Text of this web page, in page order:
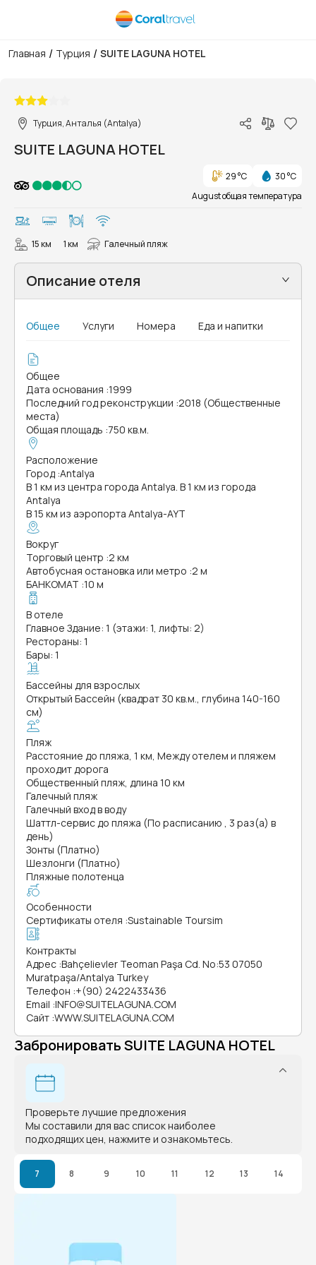
Главная / Турция / SUITE LAGUNA HOTEL
Турция, Анталья (Antalya)
SUITE LAGUNA HOTEL
29 °C
30 °C
August общая температура
15 км 1 км Галечный пляж
Описание отеля
Общее Услуги Номера Еда и напитки
Общее
Дата основания :1999
Последний год реконструкции :2018 (Общественные
места)
Общая площадь :750 кв.м.
Расположение
Город :Antalya
В 1 км из центра города Antalya. В 1 км из города
Antalya
В 15 км из аэропорта Antalya-AYT
Вокруг
Торговый центр :2 км
Автобусная остановка или метро :2 м
БАНКОМАТ :10 м
В отеле
Главное Здание: 1 (этажи: 1, лифты: 2)
Рестораны: 1
Бары: 1
Бассейны для взрослых
Открытый Бассейн (квадрат 30 кв.м., глубина 140-160
см)
Пляж
Расстояние до пляжа, 1 км, Между отелем и пляжем
проходит дорога
Общественный пляж, длина 10 км
Галечный пляж
Галечный вход в воду
Шаттл-сервис до пляжа (По расписанию , 3 раз(а) в
день)
Зонты (Платно)
Шезлонги (Платно)
Пляжные полотенца
Особенности
Сертификаты отеля :Sustainable Toursim
Контракты
Адрес :Bahçelievler Teoman Paşa Cd. No:53 07050
Muratpaşa/Antalya Turkey
Телефон :+(90) 2422433436
Email :INFO@SUITELAGUNA.COM
Сайт :WWW.SUITELAGUNA.COM
Забронировать SUITE LAGUNA HOTEL
Проверьте лучшие предложения
Мы составили для вас список наиболее
подходящих цен, нажмите и ознакомьтесь.
7 8 9 10 11 12 13 14